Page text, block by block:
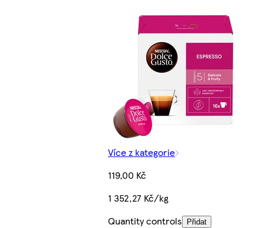
Více z kategorie
119,00 Kč
1 352,27 Kč/kg
Quantity controls
Přidat